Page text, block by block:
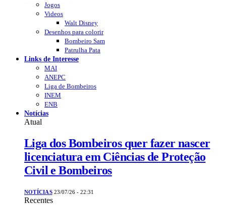
Jogos
Videos
Walt Disney
Desenhos para colorir
Bombeiro Sam
Patrulha Pata
Links de Interesse
MAI
ANEPC
Liga de Bombeiros
INEM
ENB
Notícias
Atual
Liga dos Bombeiros quer fazer nascer
licenciatura em Ciências de Proteção
Civil e Bombeiros
NOTÍCIAS 23/07/26 - 22:31
Recentes